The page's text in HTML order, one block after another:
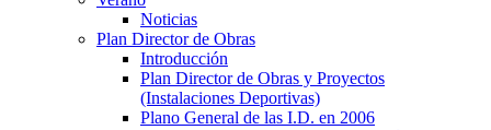
Noticias
Plan Director de Obras
Introducción
Plan Director de Obras y Proyectos
(Instalaciones Deportivas)
Plano General de las I.D. en 2006